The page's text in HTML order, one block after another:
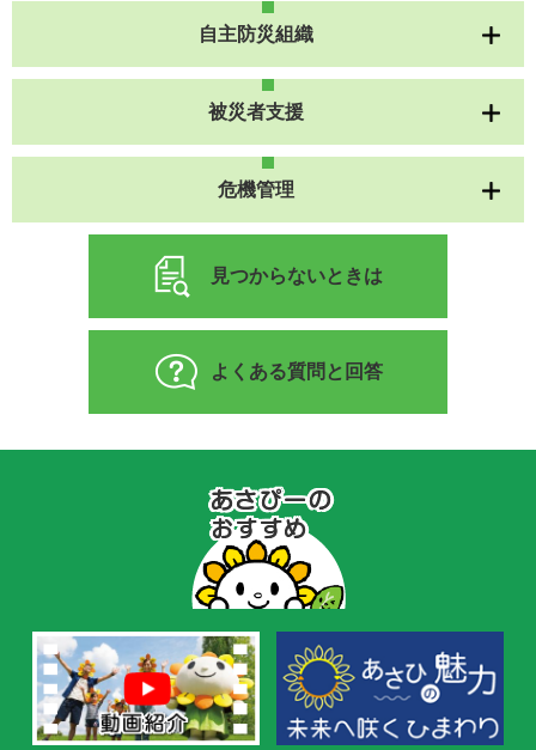
自主防災組織
被災者支援
危機管理
見つからないときは
よくある質問と回答
の
お
す
め